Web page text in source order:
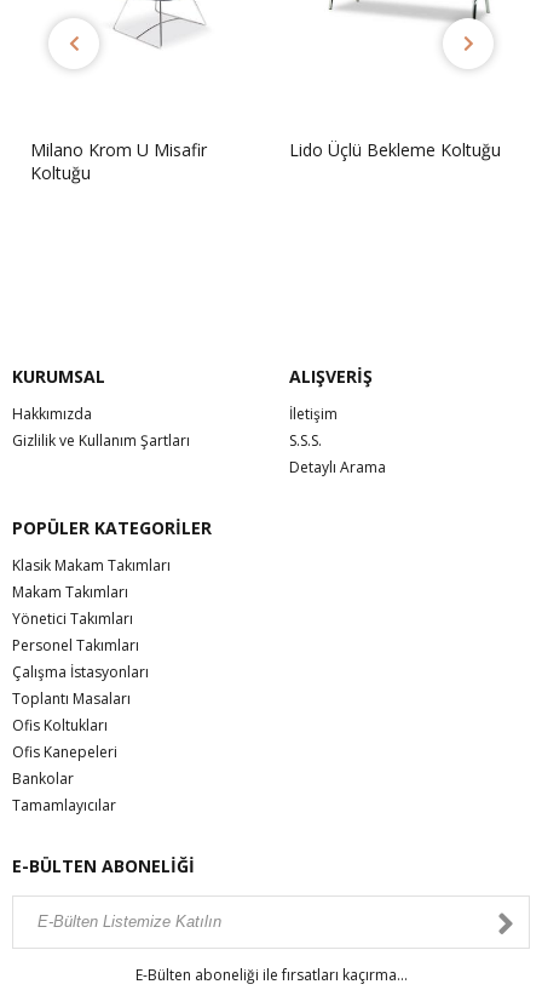
Milano Krom U Misafir
Koltuğu
Lido Üçlü Bekleme Koltuğu
KURUMSAL
Hakkımızda
Gizlilik ve Kullanım Şartları
ALIŞVERİŞ
İletişim
S.S.S.
Detaylı Arama
POPÜLER KATEGORİLER
Klasik Makam Takımları
Makam Takımları
Yönetici Takımları
Personel Takımları
Çalışma İstasyonları
Toplantı Masaları
Ofis Koltukları
Ofis Kanepeleri
Bankolar
Tamamlayıcılar
E-BÜLTEN ABONELİĞİ
E-Bülten aboneliği ile fırsatları kaçırma...